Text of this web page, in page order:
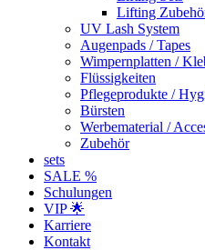
Lifting
UV Lash System
Augenpads / Tapes
Wimpernplatten /
Flüssigkeiten
Pflegeprodukte /
Bürsten
Werbematerial /
Zubehör
sets
SALE %
Schulungen
VIP 🌟
Karriere
Kontakt